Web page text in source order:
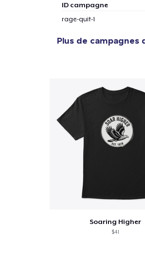
ID campagne
rage-quit-1
Plus de campagnes
Soaring Higher
$41